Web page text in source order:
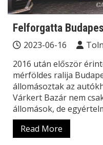
Felforgatta
2023-06-16
2016 után először
mérföldes ralija
állomásoztak az
Várkert Bazár nem
állomások, de
Read More